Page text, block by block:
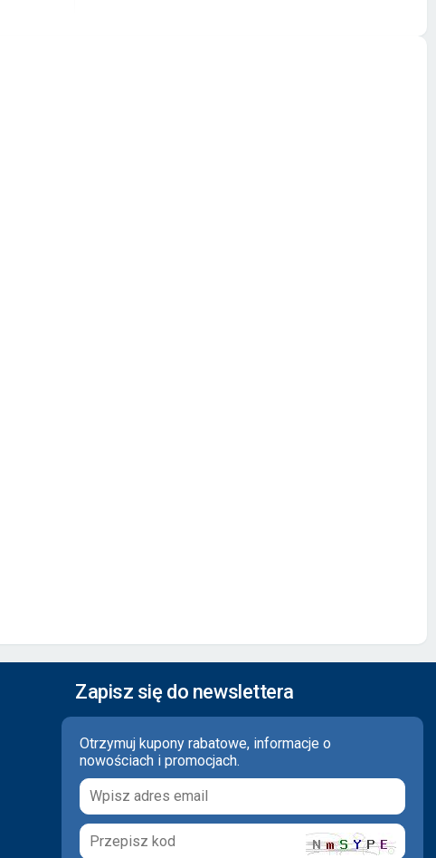
Zapisz się do newslettera
Otrzymuj kupony rabatowe, informacje o
nowościach i promocjach.